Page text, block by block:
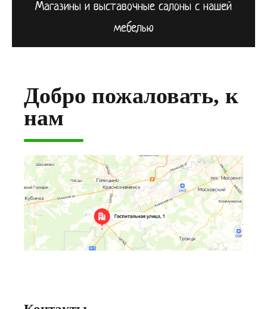
Магазины и выставочные салоны с нашей
мебелью
Добро пожаловать, к
нам